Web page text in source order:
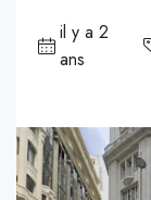
il y a 2
ans